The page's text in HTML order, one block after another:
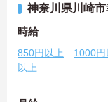
神奈川県川崎
時給
850円以上 1000円
以上